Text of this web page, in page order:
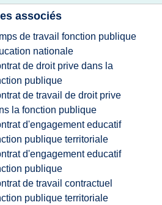
associés
de travail fonction publique
nationale
de droit prive dans la
publique
de travail de droit prive
la fonction publique
d'engagement educatif
publique territoriale
d'engagement educatif
publique
de travail contractuel
publique territoriale